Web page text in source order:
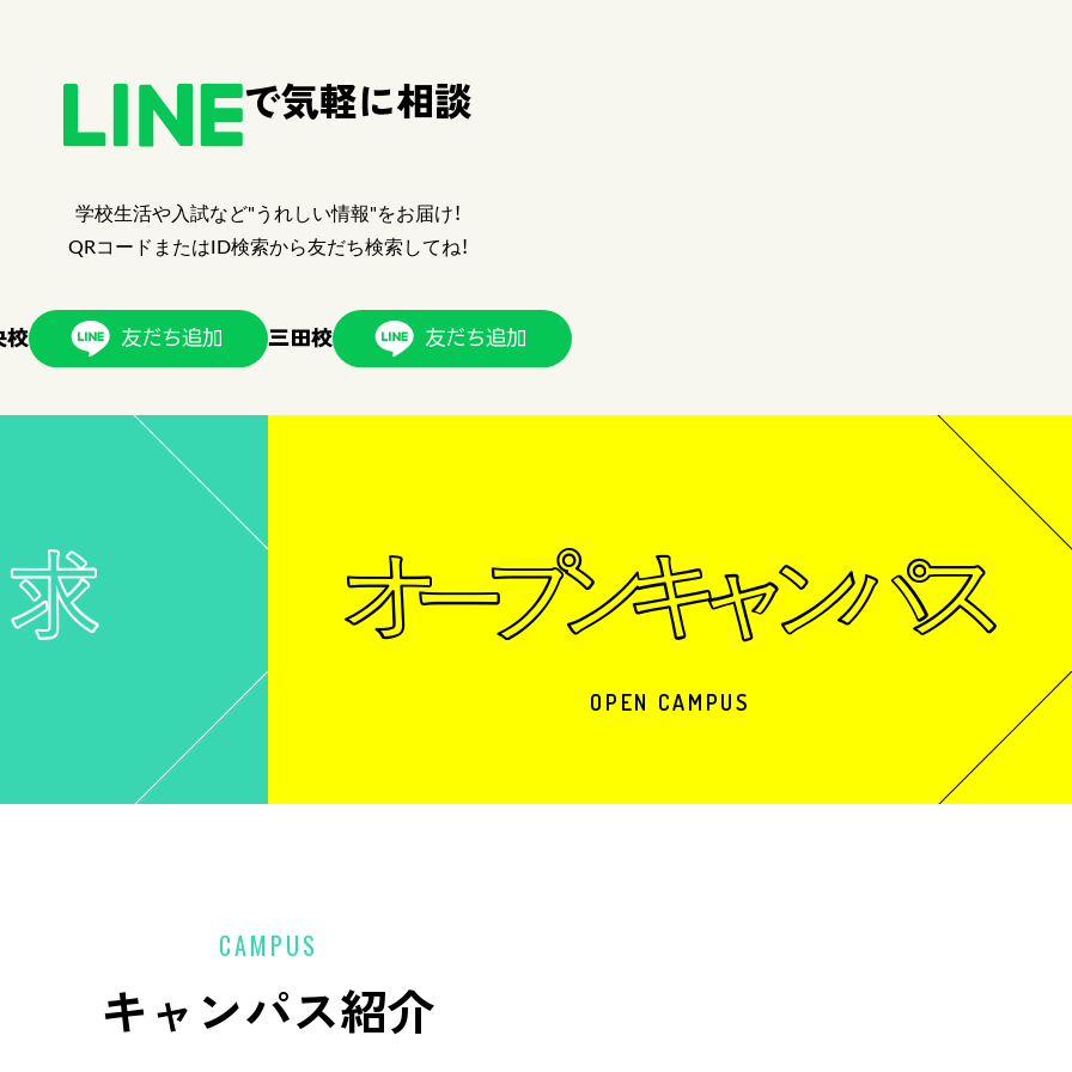
で気軽に相談
学校生活や入試など"うれしい情報"をお届け！
QRコードまたはID検索から友だち検索してね！
校 三田校
OPEN CAMPUS
CAMPUS
キャンパス紹介